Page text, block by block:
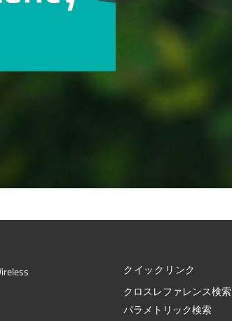
クイックリンク
クロスレファレンス検索
パラメトリック検索